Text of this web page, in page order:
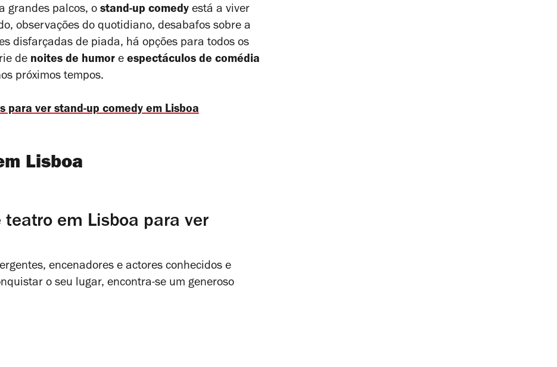
grandes palcos, o stand-up comedy está a viver
observações do quotidiano, desabafos sobre a
disfarçadas de piada, há opções para todos os
de noites de humor e espectáculos de comédia
próximos tempos.
para ver stand-up comedy em Lisboa
Lisboa
em Lisboa para ver
encenadores e actores conhecidos e
o seu lugar, encontra-se um generoso